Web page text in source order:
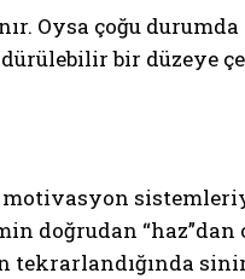
Oysa çoğu durumda
bir düzeye
motivasyon
doğrudan
tekrarlandığında